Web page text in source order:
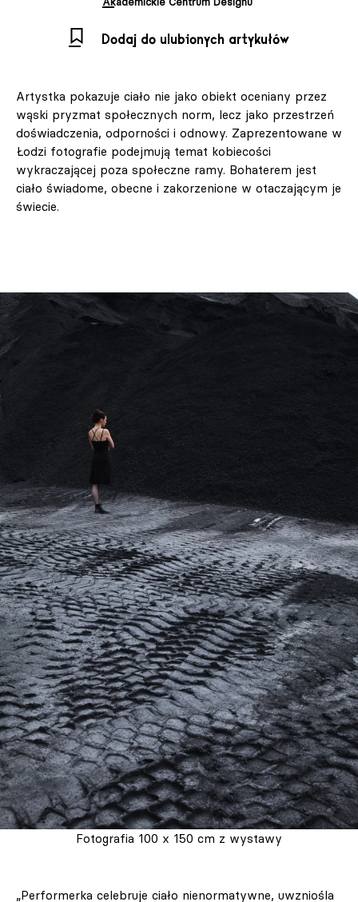
Dodaj do ulubionych artykułów
Artystka pokazuje ciało nie jako obiekt oceniany przez
wąski pryzmat społecznych norm, lecz jako przestrzeń
doświadczenia, odporności i odnowy. Zaprezentowane w
Łodzi fotografie podejmują temat kobiecości
wykraczającej poza społeczne ramy. Bohaterem jest
ciało świadome, obecne i zakorzenione w otaczającym je
świecie.
Fotografia 100 x 150 cm z wystawy
„Performerka celebruje ciało nienormatywne, uwzniośla